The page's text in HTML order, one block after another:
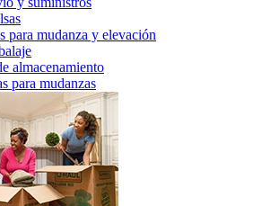
para mudanza y elevación
almacenamiento
para mudanzas